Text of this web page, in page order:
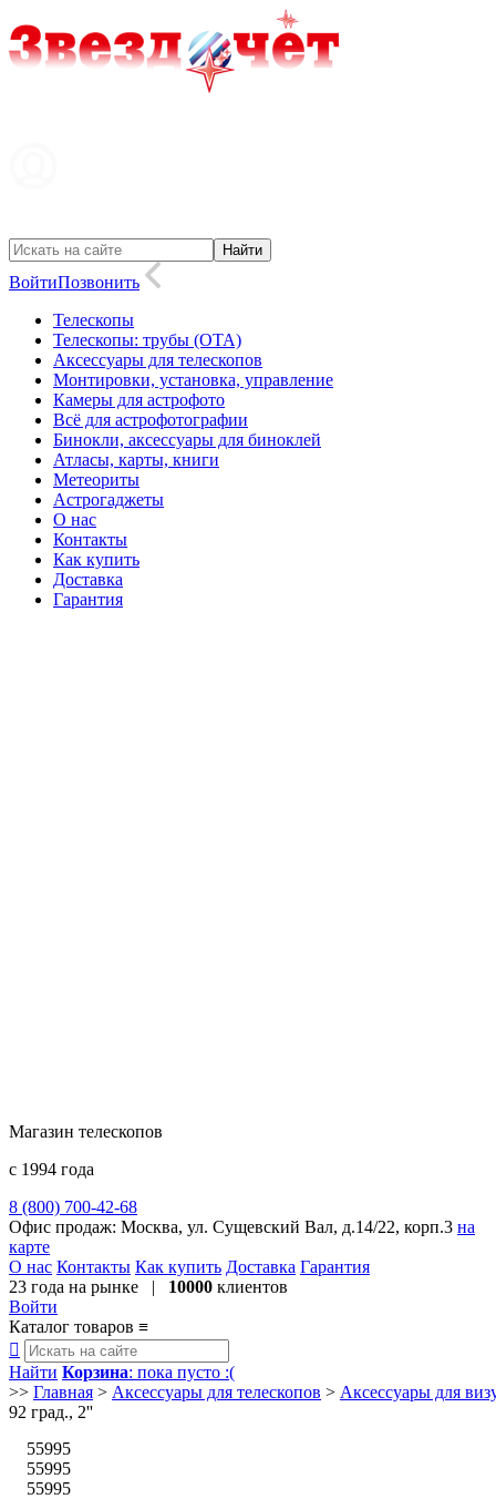
ВойтиПозвонить
Телескопы
Телескопы: трубы (OTA)
Аксессуары для телескопов
Монтировки, установка, управление
Камеры для астрофото
Всё для астрофотографии
Бинокли, аксессуары для биноклей
Атласы, карты, книги
Метеориты
Астрогаджеты
О нас
Контакты
Как купить
Доставка
Гарантия
Магазин телескопов
с 1994 года
8 (800) 700-42-68
Офис продаж: Москва, ул. Сущевский Вал, д.14/22, корп.3 на
карте
О нас Контакты Как купить Доставка Гарантия
23 года на рынке | 10000 клиентов
Войти
Каталог товаров ≡

Найти Корзина: пока пусто :(
>> Главная > Аксессуары для телескопов > Аксессуары для
92 град., 2''
55995
55995
55995